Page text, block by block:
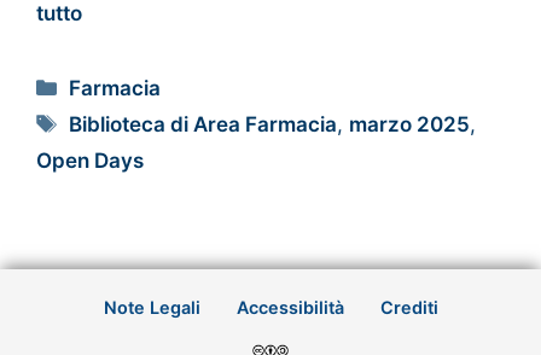
tutto
Farmacia
Biblioteca di Area Farmacia, marzo 2025,
Open Days
Note Legali Accessibilità Crediti